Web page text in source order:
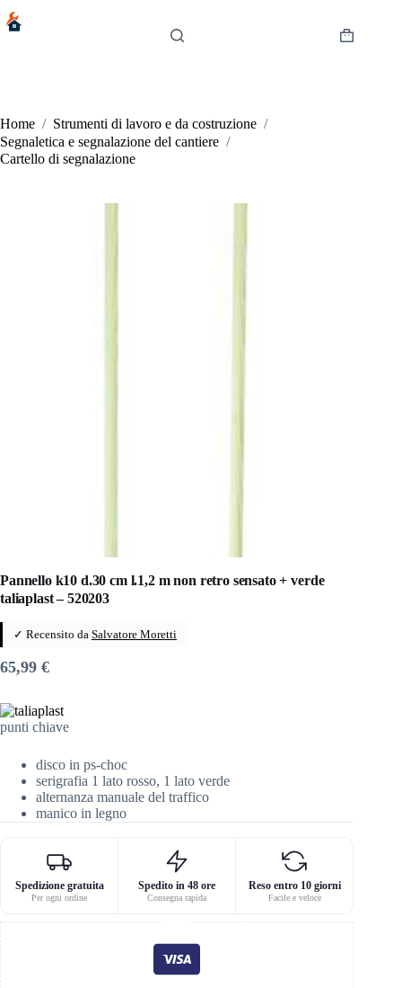
al
Carrello
Home / Strumenti di lavoro e da costruzione /
Segnaletica e segnalazione del cantiere /
Cartello di segnalazione
Pannello k10 d.30 cm l.1,2 m non retro sensato + verde
taliaplast – 520203
✓ Recensito da Salvatore Moretti
65,99 €
punti chiave
disco in ps-choc
serigrafia 1 lato rosso, 1 lato verde
alternanza manuale del traffico
manico in legno
Spedizione gratuita
Per ogni ordine
Spedito in 48 ore
Consegna rapida
Reso entro 10 giorni
Facile e veloce